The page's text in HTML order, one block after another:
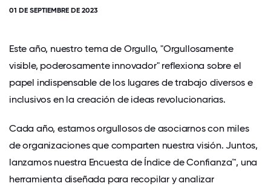
01 DE SEPTIEMBRE DE 2023
Este año, nuestro tema de Orgullo, "Orgullosamente
visible, poderosamente innovador" reflexiona sobre el
papel indispensable de los lugares de trabajo diversos e
inclusivos en la creación de ideas revolucionarias.
Cada año, estamos orgullosos de asociarnos con miles
de organizaciones que comparten nuestra visión. Juntos,
lanzamos nuestra Encuesta de Índice de Confianza™, una
herramienta diseñada para recopilar y analizar